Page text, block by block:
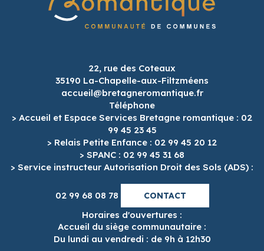
22, rue des Coteaux
35190 La-Chapelle-aux-Filtzméens
accueil@bretagneromantique.fr
Téléphone
> Accueil et Espace Services Bretagne romantique : 02
99 45 23 45
> Relais Petite Enfance : 02 99 45 20 12
> SPANC : 02 99 45 31 68
> Service instructeur Autorisation Droit des Sols (ADS) :
02 99 68 08 78 CONTACT
Horaires d'ouvertures :
Accueil du siège communautaire :
Du lundi au vendredi : de 9h à 12h30